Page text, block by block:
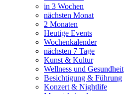
in 3 Wochen
nächsten Monat
2 Monaten
Heutige Events
Wochenkalender
nächsten 7 Tage
Kunst & Kultur
Wellness und Gesundheit
Besichtigung & Führung
Konzert & Nightlife